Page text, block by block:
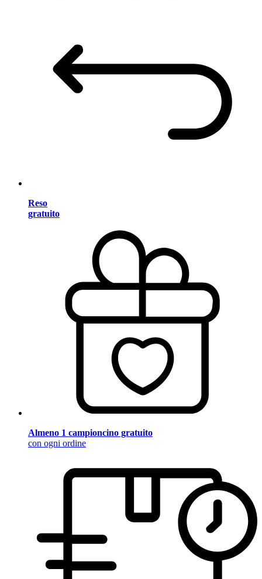
Reso
gratuito
Almeno 1 campioncino gratuito
con ogni ordine